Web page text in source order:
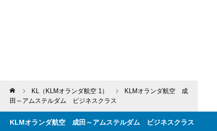
Home KL（KLMオランダ航空 1）
KLMオランダ航空 成
田～アムステルダム ビジネスクラス
KLMオランダ航空 成田～アムステルダム ビジネスクラス